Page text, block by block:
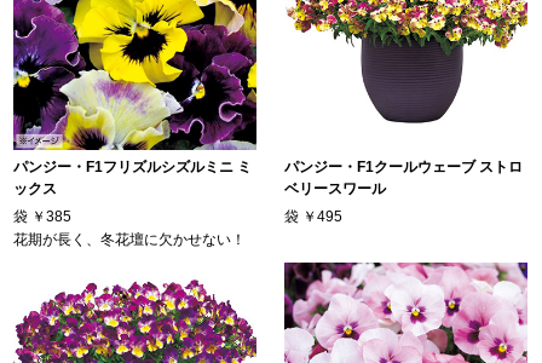
パンジー・F1フリズルシズルミニ ミ
ックス
袋 ￥385
花期が長く、冬花壇に欠かせない！
パンジー・F1クールウェーブ ストロ
ベリースワール
袋 ￥495